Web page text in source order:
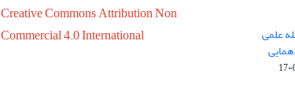
علمی
گردهمایی
Creative Commons Attribution Non
Commercial 4.0 International